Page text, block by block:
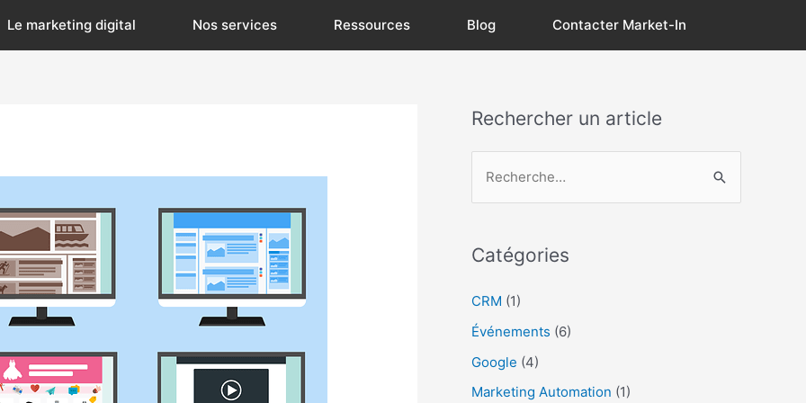
Le marketing digital Nos services Ressources Blog Contacter Market-In
Rechercher un article
e
h
c
h
e
Catégories
CRM (1)
Événements (6)
Google (4)
Marketing Automation (1)